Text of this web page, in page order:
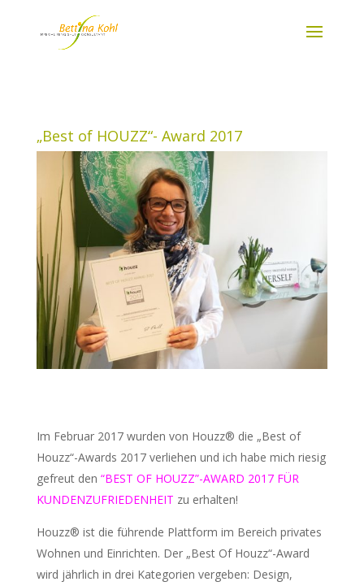
„Best of HOUZZ“- Award 2017
Im Februar 2017 wurden von Houzz® die „Best of
Houzz“-Awards 2017 verliehen und ich habe mich riesig
gefreut den “BEST OF HOUZZ”-AWARD 2017 FÜR
KUNDENZUFRIEDENHEIT zu erhalten!
Houzz® ist die führende Plattform im Bereich privates
Wohnen und Einrichten. Der „Best Of Houzz“-Award
wird jährlich in drei Kategorien vergeben: Design,